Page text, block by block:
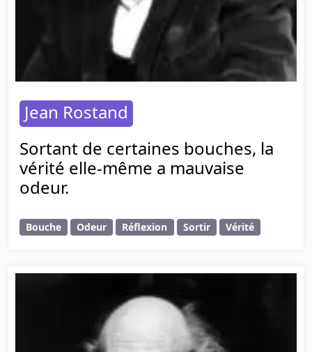
Jean Rostand
Sortant de certaines bouches, la
vérité elle-même a mauvaise
odeur.
Bouche Odeur Réflexion Sortir Vérité